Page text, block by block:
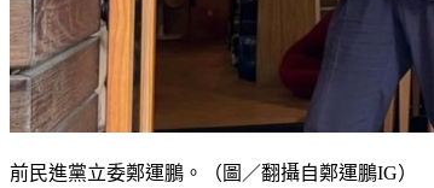
前民進黨立委鄭運鵬。（圖／翻攝自鄭運鵬IG）